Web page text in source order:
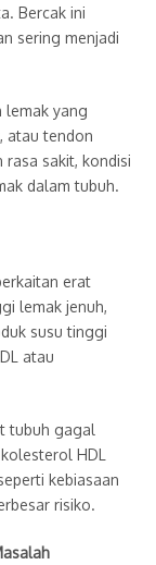
Bercak ini
sering menjadi
lemak yang
atau tendon
rasa sakit, kondisi
dalam tubuh.
erat
lemak jenuh,
susu tinggi
atau
tubuh gagal
HDL
kebiasaan
risiko.